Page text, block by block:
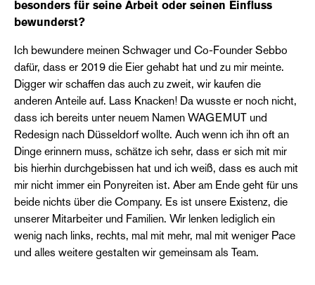
besonders für seine Arbeit oder seinen Einfluss
bewunderst?
Ich bewundere meinen Schwager und Co-Founder Sebbo
dafür, dass er 2019 die Eier gehabt hat und zu mir meinte.
Digger wir schaffen das auch zu zweit, wir kaufen die
anderen Anteile auf. Lass Knacken! Da wusste er noch nicht,
dass ich bereits unter neuem Namen WAGEMUT und
Redesign nach Düsseldorf wollte. Auch wenn ich ihn oft an
Dinge erinnern muss, schätze ich sehr, dass er sich mit mir
bis hierhin durchgebissen hat und ich weiß, dass es auch mit
mir nicht immer ein Ponyreiten ist. Aber am Ende geht für uns
beide nichts über die Company. Es ist unsere Existenz, die
unserer Mitarbeiter und Familien. Wir lenken lediglich ein
wenig nach links, rechts, mal mit mehr, mal mit weniger Pace
und alles weitere gestalten wir gemeinsam als Team.